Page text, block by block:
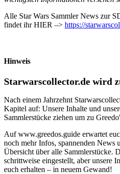
Alle Star Wars Sammler News zur
findet ihr HIER –> https://
Hinweis
Starwarscollector.de wird
Nach einem Jahrzehnt
Kapitel auf: Unsere Inhalte und
Sammlerstücke ziehen um zu
Auf www.greedos.guide erwartet
noch mehr Infos, spannenden News
Übersicht über alle Sammlerstücke.
schrittweise eingestellt, aber unsere
euch erhalten – in neuem Gewand!